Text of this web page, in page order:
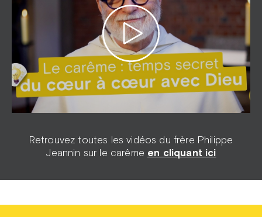
Retrouvez toutes les vidéos du frère Philippe
Jeannin sur le carême en cliquant ici